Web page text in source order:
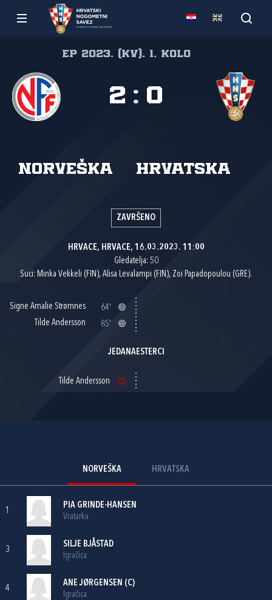
EP 2023. (kv), 1. kolo
Norveška Hrvatska
2 : 0
ZAVRŠENO
HRVACE, HRVACE, 16.03.2023. 11:00
Gledatelja: 50
Suci: Minka Vekkeli (FIN), Alisa Levalampi (FIN), Zoi Papadopoulou (GRE).
Signe Amalie Strømnes
64'
Tilde Andersson
85'
JEDANAESTERCI
Tilde Andersson
NORVEŠKA HRVATSKA
1
PIA GRINDE-HANSEN
Vratarka
3
SILJE BJÅSTAD
Igračica
4
ANE JØRGENSEN (C)
Igračica